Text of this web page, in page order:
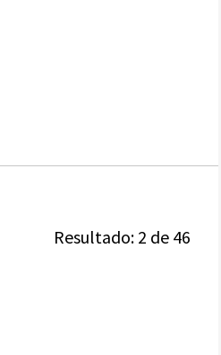
Resultado: 2 de 46